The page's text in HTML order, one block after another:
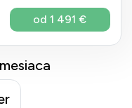
od 1 491 €